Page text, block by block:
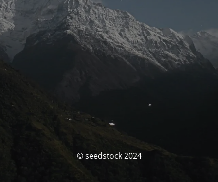
© seedstock 2024